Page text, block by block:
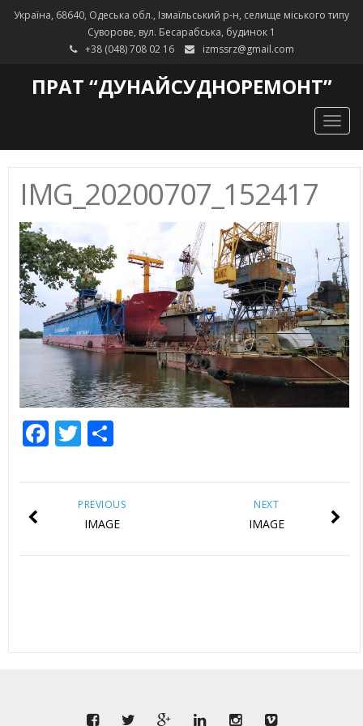
Україна, 68640, Одеська обл., Ізмаїльський р-н, селище міського типу
Суворове, вул. Бесарабська, будинок 1
+38 (048) 708 02 16
izmssrz@gmail.com
ПРАТ “ДУНАЙСУДНОРЕМОНТ”
IMG_20200707_152417
Facebook
Twitter
Share
NEXT
IMAGE
PREVIOUS
IMAGE